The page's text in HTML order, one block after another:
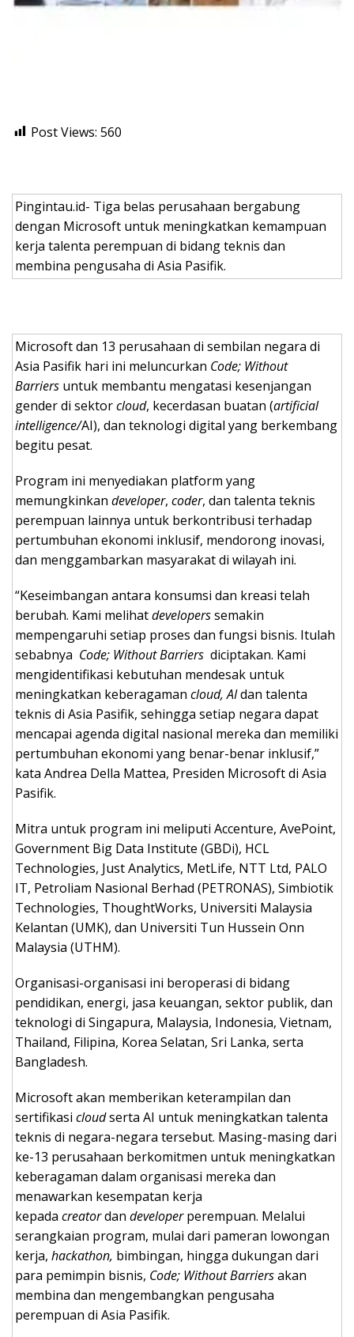
Post Views: 560
Pingintau.id- Tiga belas perusahaan bergabung
dengan Microsoft untuk meningkatkan kemampuan
kerja talenta perempuan di bidang teknis dan
membina pengusaha di Asia Pasifik.
Microsoft dan 13 perusahaan di sembilan negara di
Asia Pasifik hari ini meluncurkan Code; Without
Barriers untuk membantu mengatasi kesenjangan
gender di sektorcloud, kecerdasan buatan (artificial
intelligence/AI), dan teknologi digital yang berkembang
begitu pesat.
Program ini menyediakan platform yang
memungkinkan developer, coder, dan talenta teknis
perempuan lainnya untuk berkontribusi terhadap
pertumbuhan ekonomi inklusif, mendorong inovasi,
dan menggambarkan masyarakat di wilayah ini.
“Keseimbangan antara konsumsi dan kreasi telah
berubah. Kami melihatdeveloperssemakin
mempengaruhi setiap proses dan fungsi bisnis. Itulah
sebabnya Code; Without Barriers diciptakan. Kami
mengidentifikasi kebutuhan mendesak untuk
meningkatkan keberagaman cloud, AIdan talenta
teknis di Asia Pasifik, sehingga setiap negara dapat
mencapai agenda digital nasional mereka dan memiliki
pertumbuhan ekonomi yang benar-benar inklusif,”
kata Andrea Della Mattea, Presiden Microsoft di Asia
Pasifik.
Mitra untuk program ini meliputi Accenture, AvePoint,
Government Big Data Institute (GBDi), HCL
Technologies, Just Analytics, MetLife, NTT Ltd, PALO
IT, Petroliam Nasional Berhad (PETRONAS), Simbiotik
Technologies, ThoughtWorks, Universiti Malaysia
Kelantan (UMK), dan Universiti Tun Hussein Onn
Malaysia (UTHM).
Organisasi-organisasi ini beroperasi di bidang
pendidikan, energi, jasa keuangan, sektor publik, dan
teknologi di Singapura, Malaysia, Indonesia, Vietnam,
Thailand, Filipina, Korea Selatan, Sri Lanka, serta
Bangladesh.
Microsoft akan memberikan keterampilan dan
sertifikasi cloudserta AI untuk meningkatkan talenta
teknis di negara-negara tersebut. Masing-masing dari
ke-13 perusahaan berkomitmen untuk meningkatkan
keberagaman dalam organisasi mereka dan
menawarkan kesempatan kerja
kepada creatordan developerperempuan. Melalui
serangkaian program, mulai dari pameran lowongan
kerja, hackathon, bimbingan, hingga dukungan dari
para pemimpin bisnis, Code; Without Barriersakan
membina dan mengembangkan pengusaha
perempuan di Asia Pasifik.